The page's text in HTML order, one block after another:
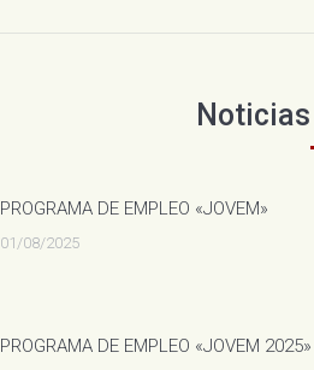
PROGRAMA DE EMPLEO «JOVEM»
01/08/2025
PROGRAMA DE EMPLEO «JOVEM 2025»